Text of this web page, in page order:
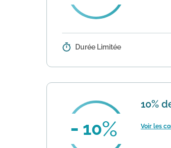
Détails : Vous pouvez
Durée Limitée
10
10%
Voir les